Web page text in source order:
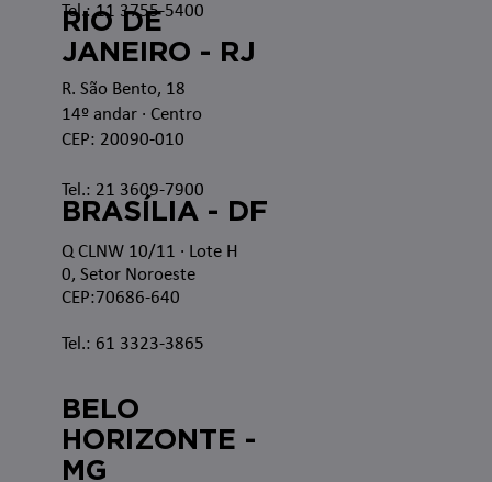
Tel.: 11 3755-5400
RIO DE
JANEIRO - RJ
R. São Bento, 18
14º andar · Centro
CEP: 20090-010
Tel.: 21 3609-7900
Q CLNW 10/11 · Lote H
0, Setor Noroeste
CEP:70686-640
Tel.: 61 3323-3865
BRASÍLIA - DF
BELO
HORIZONTE -
MG